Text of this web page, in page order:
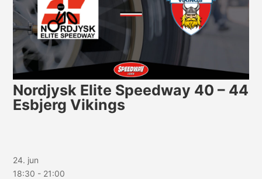
Nordjysk Elite Speedway 40 – 44
Esbjerg Vikings
24. jun
18:30 - 21:00